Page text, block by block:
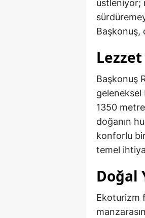
üstleniyor;
Başkonuş,
Başkonuş
1350
doğanın
konforlu
temel
Doğal
Ekoturizm